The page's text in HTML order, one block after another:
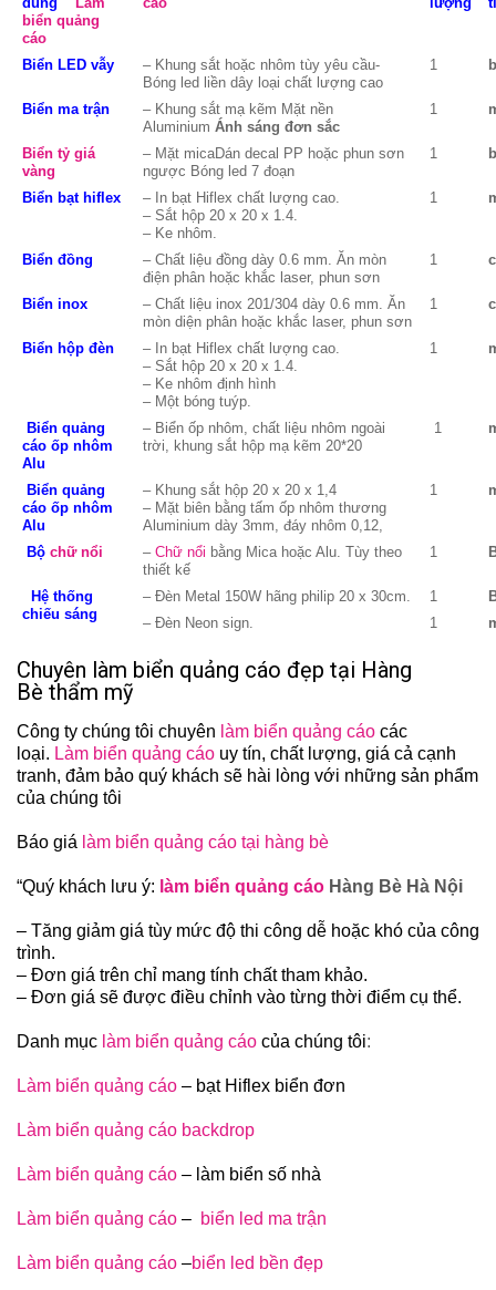
biển quảng
cáo
Biển LED vẫy
– Khung sắt hoặc nhôm tùy yêu cầu-
Bóng led liền dây loại chất lượng cao
1
Biển ma trận
– Khung sắt mạ kẽm Mặt nền
Aluminium Ánh sáng đơn sắc
1
Biển tỷ giá
vàng
– Mặt micaDán decal PP hoặc phun sơn
ngược Bóng led 7 đoạn
1
Biển bạt hiflex
– In bạt Hiflex chất lượng cao.
– Sắt hộp 20 x 20 x 1.4.
– Ke nhôm.
1
Biển đồng
– Chất liệu đồng dày 0.6 mm. Ăn mòn
điện phân hoặc khắc laser, phun sơn
1
Biển inox
– Chất liệu inox 201/304 dày 0.6 mm. Ăn
mòn diện phân hoặc khắc laser, phun sơn
1
Biển hộp đèn
– In bạt Hiflex chất lượng cao.
– Sắt hộp 20 x 20 x 1.4.
– Ke nhôm định hình
– Một bóng tuýp.
1
Biển quảng
cáo ốp nhôm
Alu
– Biển ốp nhôm, chất liệu nhôm ngoài
trời, khung sắt hộp mạ kẽm 20*20
1
Biển quảng
cáo ốp nhôm
Alu
– Khung sắt hộp 20 x 20 x 1,4
– Mặt biên bằng tấm ốp nhôm thương
Aluminium dày 3mm, đáy nhôm 0,12,
1
Bộ chữ nổi – Chữ nổi bằng Mica hoặc Alu. Tùy theo
thiết kế
1
Hệ thống
chiếu sáng
– Đèn Metal 150W hãng philip 20 x 30cm. 1
– Đèn Neon sign.
1
Chuyên làm biển quảng cáo đẹp tại Hàng
Bè thẩm mỹ
Công ty chúng tôi chuyên làm biển quảng cáo các
loại. Làm biển quảng cáo uy tín, chất lượng, giá cả cạnh
tranh, đảm bảo quý khách sẽ hài lòng với những sản phẩm
của chúng tôi
Báo giá làm biển quảng cáo tại hàng bè
“Quý khách lưu ý: làm biển quảng cáo Hàng Bè Hà Nội
– Tăng giảm giá tùy mức độ thi công dễ hoặc khó của công
trình.
– Đơn giá trên chỉ mang tính chất tham khảo.
– Đơn giá sẽ được điều chỉnh vào từng thời điểm cụ thể.
Danh mục làm biển quảng cáo của chúng tôi:
Làm biển quảng cáo – bạt Hiflex biển đơn
Làm biển quảng cáo backdrop
Làm biển quảng cáo – làm biển số nhà
Làm biển quảng cáo – biển led ma trận
Làm biển quảng cáo –biển led bền đẹp